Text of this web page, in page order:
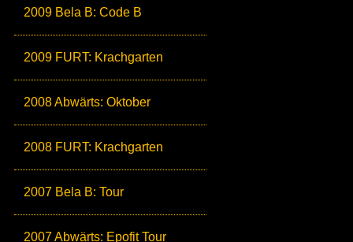
2009 Bela B: Code B
2009 FURT: Krachgarten
2008 Abwärts: Oktober
2008 FURT: Krachgarten
2007 Bela B: Tour
2007 Abwärts: Epofit Tour